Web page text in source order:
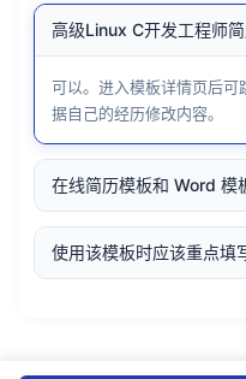
高级Linux C开发工程师
可以。进入模板详情页后可
据自己的经历修改内容。
在线简历模板和 Word 模
使用该模板时应该重点填